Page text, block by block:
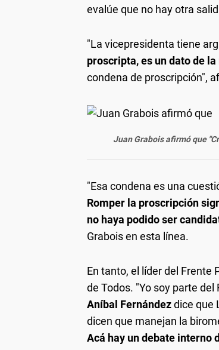
evalúe que no hay otra
"La vicepresidenta tiene
proscripta, es un dato de
condena de proscripción",
Juan Grabois afirmó que
"Esa condena es una
Romper la proscripción
no haya podido ser
Grabois en esta línea.
En tanto, el líder del Frente
de Todos. "Yo soy parte
Aníbal Fernándezdice que
dicen que manejan la
Acá hay un debate interno